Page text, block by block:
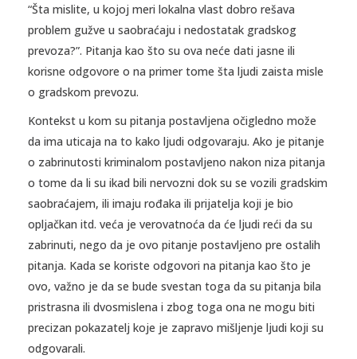
“Šta mislite, u kojoj meri lokalna vlast dobro rešava
problem gužve u saobraćaju i nedostatak gradskog
prevoza?”. Pitanja kao što su ova neće dati jasne ili
korisne odgovore o na primer tome šta ljudi zaista misle
o gradskom prevozu.
Kontekst u kom su pitanja postavljena očigledno može
da ima uticaja na to kako ljudi odgovaraju. Ako je pitanje
o zabrinutosti kriminalom postavljeno nakon niza pitanja
o tome da li su ikad bili nervozni dok su se vozili gradskim
saobraćajem, ili imaju rođaka ili prijatelja koji je bio
opljačkan itd. veća je verovatnoća da će ljudi reći da su
zabrinuti, nego da je ovo pitanje postavljeno pre ostalih
pitanja. Kada se koriste odgovori na pitanja kao što je
ovo, važno je da se bude svestan toga da su pitanja bila
pristrasna ili dvosmislena i zbog toga ona ne mogu biti
precizan pokazatelj koje je zapravo mišljenje ljudi koji su
odgovarali.